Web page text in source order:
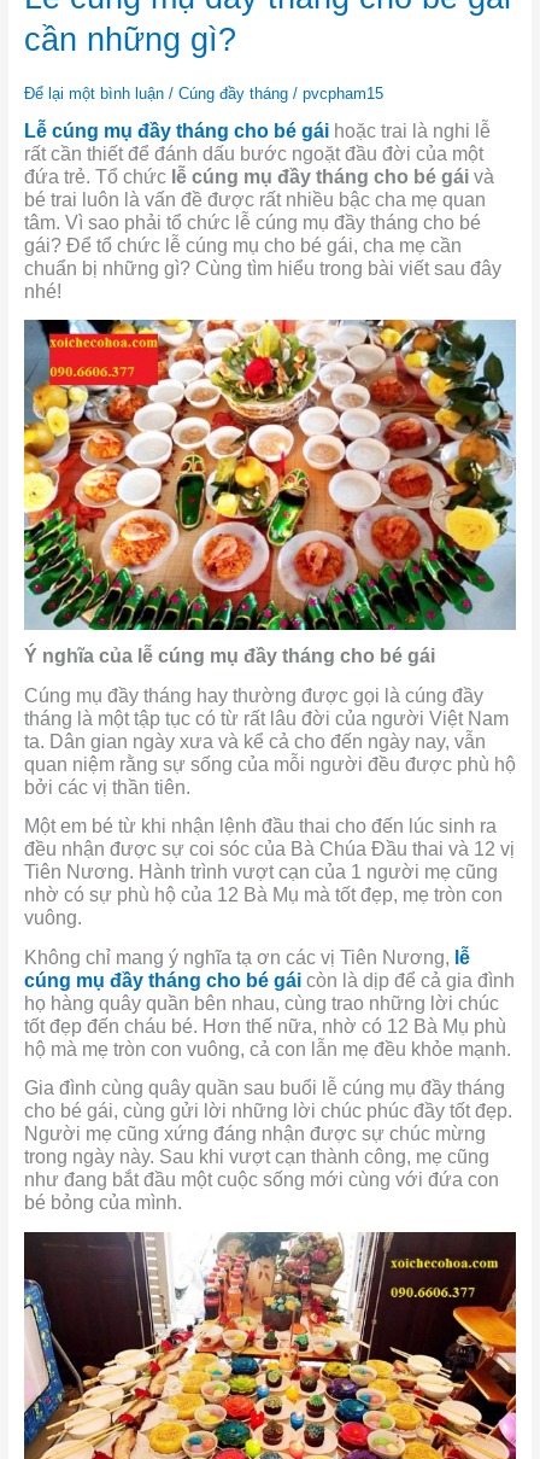
cần những gì?
Để lại một bình luận / Cúng đầy tháng/ pvcpham15
Lễ cúng mụ đầy tháng cho bé gái hoặc trai là nghi lễ
rất cần thiết để đánh dấu bước ngoặt đầu đời của một
đứa trẻ. Tổ chứclễ cúng mụ đầy tháng cho bé gái và
bé trai luôn là vấn đề được rất nhiều bậc cha mẹ quan
tâm. Vì sao phải tổ chức lễ cúng mụ đầy tháng cho bé
gái? Để tổ chức lễ cúng mụ cho bé gái, cha mẹ cần
chuẩn bị những gì? Cùng tìm hiểu trong bài viết sau đây
nhé!
Ý nghĩa của lễ cúng mụ đầy tháng cho bé gái
Cúng mụ đầy tháng hay thường được gọi là cúng đầy
tháng là một tập tục có từ rất lâu đời của người Việt Nam
ta. Dân gian ngày xưa và kể cả cho đến ngày nay, vẫn
quan niệm rằng sự sống của mỗi người đều được phù hộ
bởi các vị thần tiên.
Một em bé từ khi nhận lệnh đầu thai cho đến lúc sinh ra
đều nhận được sự coi sóc của Bà Chúa Đầu thai và 12 vị
Tiên Nương. Hành trình vượt cạn của 1 người mẹ cũng
nhờ có sự phù hộ của 12 Bà Mụ mà tốt đẹp, mẹ tròn con
vuông.
Không chỉ mang ý nghĩa tạ ơn các vị Tiên Nương, lễ
cúng mụ đầy tháng cho bé gáicòn là dịp để cả gia đình
họ hàng quây quần bên nhau, cùng trao những lời chúc
tốt đẹp đến cháu bé. Hơn thế nữa, nhờ có 12 Bà Mụ phù
hộ mà mẹ tròn con vuông, cả con lẫn mẹ đều khỏe mạnh.
Gia đình cùng quây quần sau buổi lễ cúng mụ đầy tháng
cho bé gái, cùng gửi lời những lời chúc phúc đầy tốt đẹp.
Người mẹ cũng xứng đáng nhận được sự chúc mừng
trong ngày này. Sau khi vượt cạn thành công, mẹ cũng
như đang bắt đầu một cuộc sống mới cùng với đứa con
bé bỏng của mình.
cúng
mụ
đầy
cho
gái
cần
những
gì?